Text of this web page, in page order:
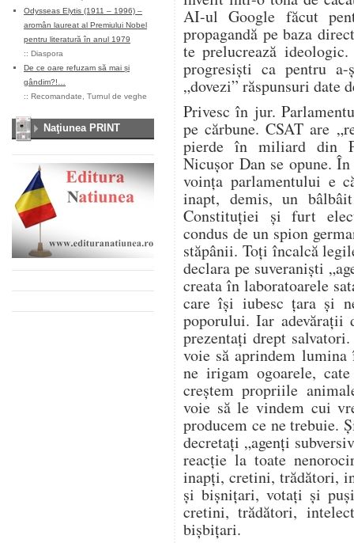
Odysseas Elytis (1911 – 1996) –
aromân laureat al Premiului Nobel
pentru literatură în anul 1979
:: Diaspora
De ce oare refuzam să mai și
gândim?!…
:: Recomandate Turnul de veghe
Naţiunea PRINT
AI-ul Google făcut
propagandă pe baza
te prelucrează
progresiști ca pentru
„dovezi” răspunsuri date
Privesc în jur.
pe cărbune. CSAT are
pierde în miliard din
Nicușor Dan se opune.
voința parlamentului e
inapt, demis, un
Constituției și furt
condus de un spion
stăpânii. Toți încalcă
declara pe suveraniști
creata în laboratoarele
care își iubesc țara și
poporului. Iar adevărații
prezentați drept
voie să aprindem lumina
ne irigam ogoarele,
creștem propriile
voie să le vindem cui
producem ce ne trebuie.
decretați „agenți
reacție la toate
inapți, cretini, trădători,
și bișnițari, votați și
cretini, trădători,
bișbițari.